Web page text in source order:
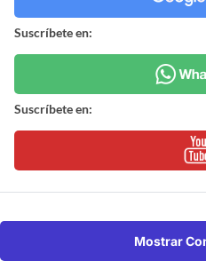
Suscríbete en:
Suscríbete en:
Mostrar